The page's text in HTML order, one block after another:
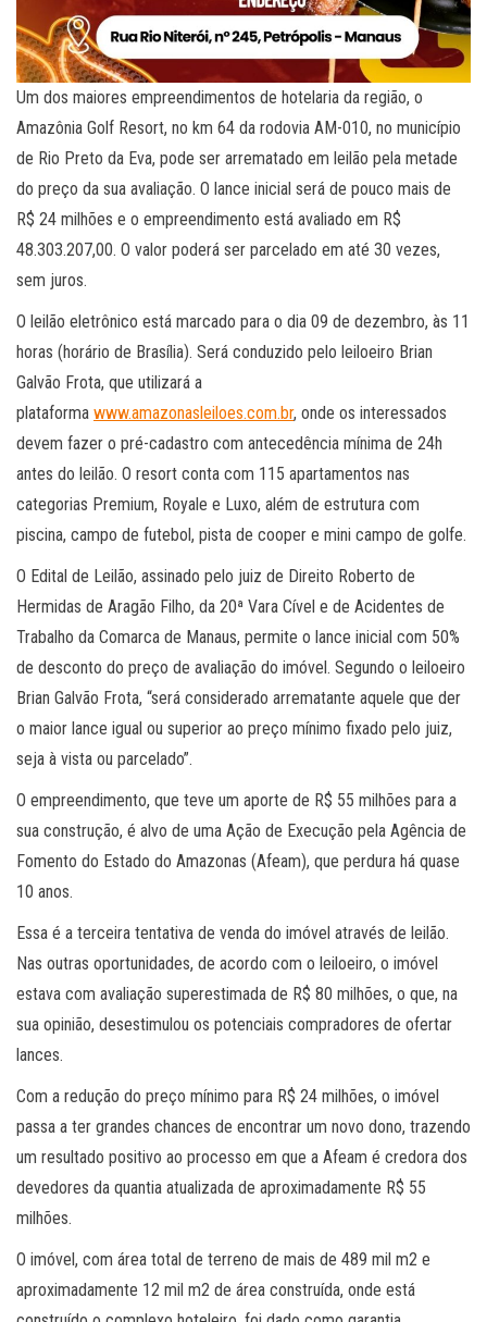
Um dos maiores empreendimentos de hotelaria da região, o
Amazônia Golf Resort, no km 64 da rodovia AM-010, no município
de Rio Preto da Eva, pode ser arrematado em leilão pela metade
do preço da sua avaliação. O lance inicial será de pouco mais de
R$ 24 milhões e o empreendimento está avaliado em R$
48.303.207,00. O valor poderá ser parcelado em até 30 vezes,
sem juros.
O leilão eletrônico está marcado para o dia 09 de dezembro, às 11
horas (horário de Brasília). Será conduzido pelo leiloeiro Brian
Galvão Frota, que utilizará a
plataforma www.amazonasleiloes.com.br, onde os interessados
devem fazer o pré-cadastro com antecedência mínima de 24h
antes do leilão. O resort conta com 115 apartamentos nas
categorias Premium, Royale e Luxo, além de estrutura com
piscina, campo de futebol, pista de cooper e mini campo de golfe.
O Edital de Leilão, assinado pelo juiz de Direito Roberto de
Hermidas de Aragão Filho, da 20ª Vara Cível e de Acidentes de
Trabalho da Comarca de Manaus, permite o lance inicial com 50%
de desconto do preço de avaliação do imóvel. Segundo o leiloeiro
Brian Galvão Frota, “será considerado arrematante aquele que der
o maior lance igual ou superior ao preço mínimo fixado pelo juiz,
seja à vista ou parcelado”.
O empreendimento, que teve um aporte de R$ 55 milhões para a
sua construção, é alvo de uma Ação de Execução pela Agência de
Fomento do Estado do Amazonas (Afeam), que perdura há quase
10 anos.
Essa é a terceira tentativa de venda do imóvel através de leilão.
Nas outras oportunidades, de acordo com o leiloeiro, o imóvel
estava com avaliação superestimada de R$ 80 milhões, o que, na
sua opinião, desestimulou os potenciais compradores de ofertar
lances.
Com a redução do preço mínimo para R$ 24 milhões, o imóvel
passa a ter grandes chances de encontrar um novo dono, trazendo
um resultado positivo ao processo em que a Afeam é credora dos
devedores da quantia atualizada de aproximadamente R$ 55
milhões.
O imóvel, com área total de terreno de mais de 489 mil m2 e
aproximadamente 12 mil m2 de área construída, onde está